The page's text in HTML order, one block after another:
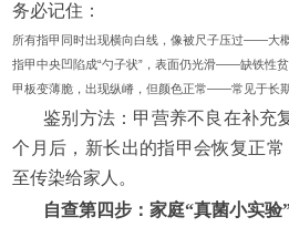
务必记住：
所有指甲同时出现横向白线，像被尺子压过——大概
指甲中央凹陷成“勺子状”，表面仍光滑——缺铁性贫
甲板变薄脆，出现纵嵴，但颜色正常——常见于长
鉴别方法：甲营养不良在补充
个月后，新长出的指甲会恢复正
至传染给家人。
自查第四步：家庭“真菌小实验